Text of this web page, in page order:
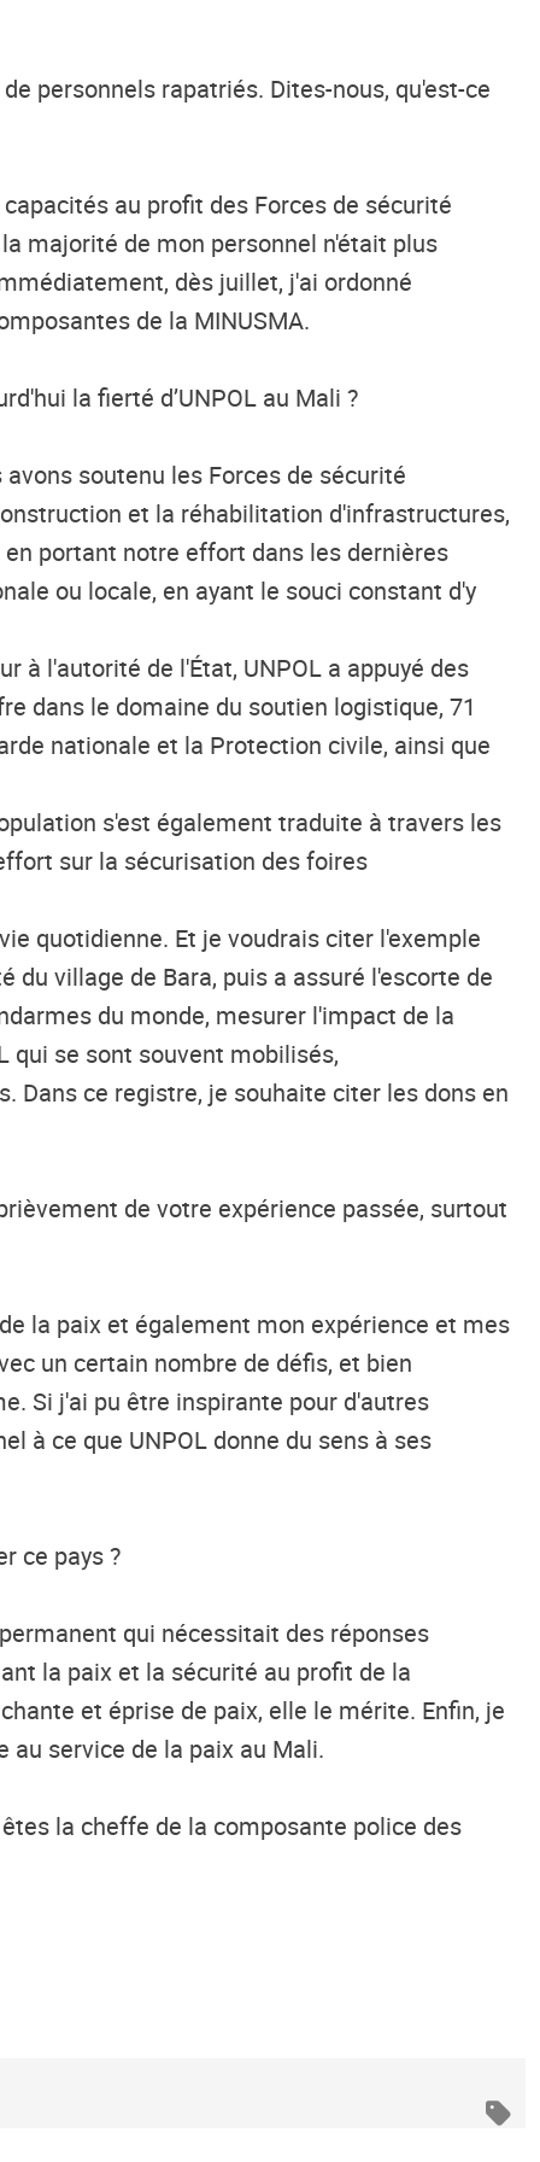
personnels rapatriés. Dites-nous, qu'est-ce
au profit des Forces de sécurité
majorité de mon personnel n'était plus
dès juillet, j'ai ordonné
de la MINUSMA.
la fierté d’UNPOL au Mali ?
soutenu les Forces de sécurité
et la réhabilitation d'infrastructures,
en portant notre effort dans les dernières
ou locale, en ayant le souci constant d'y
à l'autorité de l'État, UNPOL a appuyé des
dans le domaine du soutien logistique, 71
nationale et la Protection civile, ainsi que
s'est également traduite à travers les
sur la sécurisation des foires
quotidienne. Et je voudrais citer l'exemple
du village de Bara, puis a assuré l'escorte de
du monde, mesurer l'impact de la
qui se sont souvent mobilisés,
Dans ce registre, je souhaite citer les dons en
de votre expérience passée, surtout
la paix et également mon expérience et mes
un certain nombre de défis, et bien
Si j'ai pu être inspirante pour d'autres
à ce que UNPOL donne du sens à ses
ce pays ?
qui nécessitait des réponses
la paix et la sécurité au profit de la
et éprise de paix, elle le mérite. Enfin, je
service de la paix au Mali.
la cheffe de la composante police des